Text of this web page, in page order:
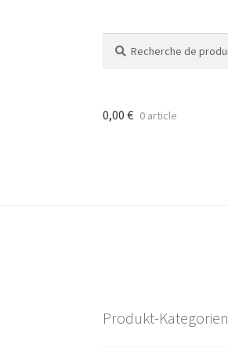
pour :
0,00 € 0 article
Produkt-Kategorien